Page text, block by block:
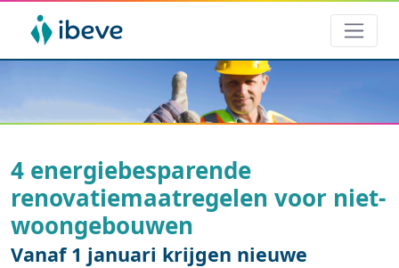
4 energiebesparende
renovatiemaatregelen voor niet-
woongebouwen
Vanaf 1 januari krijgen nieuwe